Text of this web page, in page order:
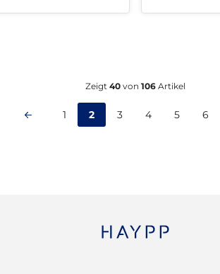
darüber, wie
Zeigt 40 von 106 Artikel
1 2 3 4 5 6